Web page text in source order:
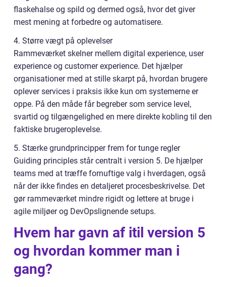
flaskehalse og spild og dermed også, hvor det giver
mest mening at forbedre og automatisere.
4. Større vægt på oplevelser
Rammeværket skelner mellem digital experience, user
experience og customer experience. Det hjælper
organisationer med at stille skarpt på, hvordan brugere
oplever services i praksis ikke kun om systemerne er
oppe. På den måde får begreber som service level,
svartid og tilgængelighed en mere direkte kobling til den
faktiske brugeroplevelse.
5. Stærke grundprincipper frem for tunge regler
Guiding principles står centralt i version 5. De hjælper
teams med at træffe fornuftige valg i hverdagen, også
når der ikke findes en detaljeret procesbeskrivelse. Det
gør rammeværket mindre rigidt og lettere at bruge i
agile miljøer og DevOpslignende setups.
Hvem har gavn af itil version 5
og hvordan kommer man i
gang?